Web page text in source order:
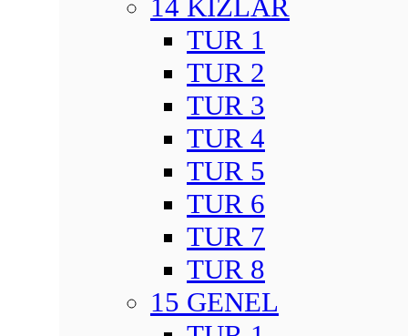
14 KIZLAR
TUR 1
TUR 2
TUR 3
TUR 4
TUR 5
TUR 6
TUR 7
TUR 8
15 GENEL